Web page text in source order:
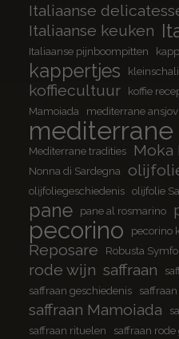
Italiaanse
Italiaanse keuken
Italiaanse pijnboompitten
kappertjes
koffiecultuur koffie
Mamoiada
mediterrane
mediterrane
Mediterrane tradities Moka
Nonna di Sardegna
olijfoliegeschiedenis olijfolie
pane pane al rosmarino
pecorino pecorino
Reposare Robusta
rode wijn saffraan
saffraan geschiedenis
saffraan Mamoiada
saffraan rituelen
saffraan rode